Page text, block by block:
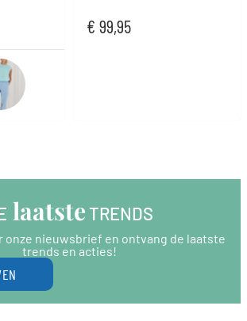
€ 99,95
laatste TRENDS
onze nieuwsbrief en ontvang de laatste
trends en acties!